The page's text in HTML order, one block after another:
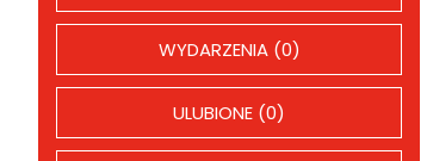
WYDARZENIA (0)
ULUBIONE (0)